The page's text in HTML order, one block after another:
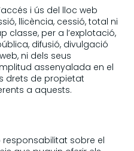
i ús del lloc web
llicència, cessió, total ni
classe, per a l’explotació,
difusió, divulgació
ni dels seus
assenyalada en el
drets de propietat
a aquests.
responsabilitat sobre el